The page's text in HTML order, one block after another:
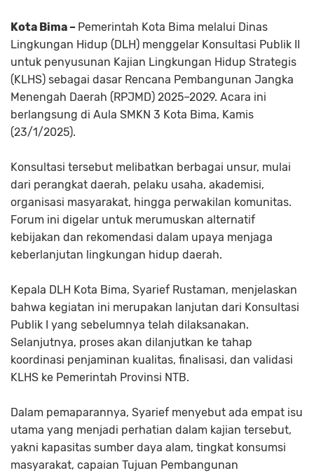
Kota Bima – Pemerintah Kota Bima melalui Dinas
Lingkungan Hidup (DLH) menggelar Konsultasi Publik II
untuk penyusunan Kajian Lingkungan Hidup Strategis
(KLHS) sebagai dasar Rencana Pembangunan Jangka
Menengah Daerah (RPJMD) 2025–2029. Acara ini
berlangsung di Aula SMKN 3 Kota Bima, Kamis
(23/1/2025).
Konsultasi tersebut melibatkan berbagai unsur, mulai
dari perangkat daerah, pelaku usaha, akademisi,
organisasi masyarakat, hingga perwakilan komunitas.
Forum ini digelar untuk merumuskan alternatif
kebijakan dan rekomendasi dalam upaya menjaga
keberlanjutan lingkungan hidup daerah.
Kepala DLH Kota Bima, Syarief Rustaman, menjelaskan
bahwa kegiatan ini merupakan lanjutan dari Konsultasi
Publik I yang sebelumnya telah dilaksanakan.
Selanjutnya, proses akan dilanjutkan ke tahap
koordinasi penjaminan kualitas, finalisasi, dan validasi
KLHS ke Pemerintah Provinsi NTB.
Dalam pemaparannya, Syarief menyebut ada empat isu
utama yang menjadi perhatian dalam kajian tersebut,
yakni kapasitas sumber daya alam, tingkat konsumsi
masyarakat, capaian Tujuan Pembangunan